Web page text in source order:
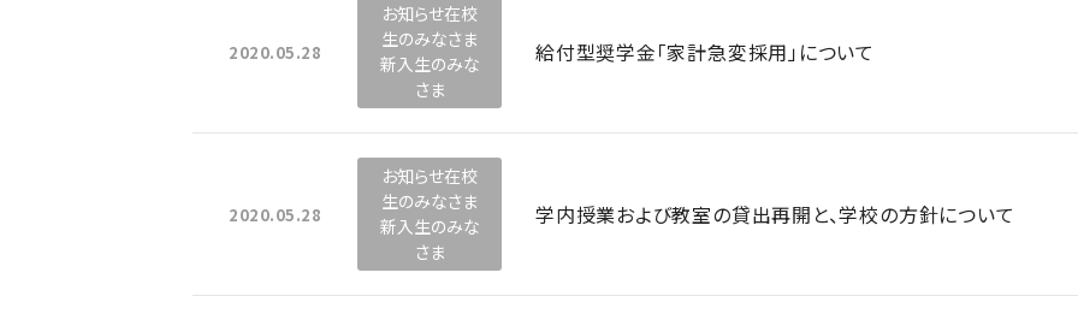
2020.05.28
お知らせ在校
生のみなさま
新入生のみな
さま
給付型奨学金「家計急変採用」について
2020.05.28
お知らせ在校
生のみなさま
新入生のみな
さま
学内授業および教室の貸出再開と、学校の方針について